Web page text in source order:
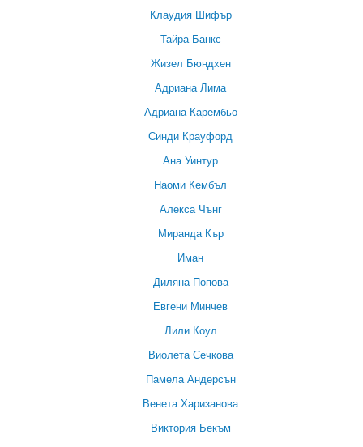
Клаудия Шифър
Тайра Банкс
Жизел Бюндхен
Адриана Лима
Адриана Карембьо
Синди Крауфорд
Ана Уинтур
Наоми Кембъл
Алекса Чънг
Миранда Кър
Иман
Диляна Попова
Евгени Минчев
Лили Коул
Виолета Сечкова
Памела Андерсън
Венета Харизанова
Виктория Бекъм